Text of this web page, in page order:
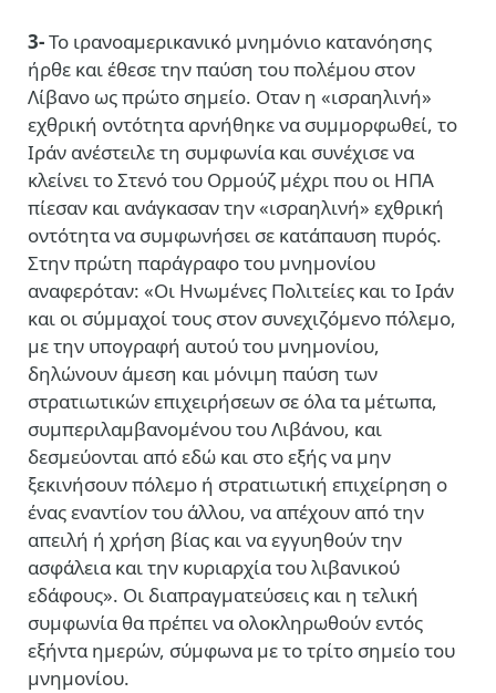
3-Το ιρανοαμερικανικό μνημόνιο κατανόησης
ήρθε και έθεσε την παύση του πολέμου στον
Λίβανο ως πρώτο σημείο. Οταν η «ισραηλινή»
εχθρική οντότητα αρνήθηκε να συμμορφωθεί, το
Ιράν ανέστειλε τη συμφωνία και συνέχισε να
κλείνει το Στενό του Ορμούζ μέχρι που οι ΗΠΑ
πίεσαν και ανάγκασαν την «ισραηλινή» εχθρική
οντότητα να συμφωνήσει σε κατάπαυση πυρός.
Στην πρώτη παράγραφο του μνημονίου
αναφερόταν: «Οι Ηνωμένες Πολιτείες και το Ιράν
και οι σύμμαχοί τους στον συνεχιζόμενο πόλεμο,
με την υπογραφή αυτού του μνημονίου,
δηλώνουν άμεση και μόνιμη παύση των
στρατιωτικών επιχειρήσεων σε όλα τα μέτωπα,
συμπεριλαμβανομένου του Λιβάνου, και
δεσμεύονται από εδώ και στο εξής να μην
ξεκινήσουν πόλεμο ή στρατιωτική επιχείρηση ο
ένας εναντίον του άλλου, να απέχουν από την
απειλή ή χρήση βίας και να εγγυηθούν την
ασφάλεια και την κυριαρχία του λιβανικού
εδάφους». Οι διαπραγματεύσεις και η τελική
συμφωνία θα πρέπει να ολοκληρωθούν εντός
εξήντα ημερών, σύμφωνα με το τρίτο σημείο του
μνημονίου.